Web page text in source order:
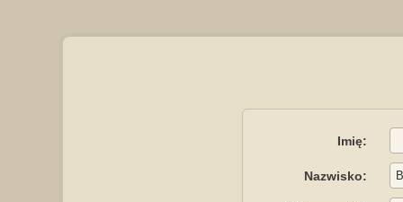
Imię:
Nazwisko: